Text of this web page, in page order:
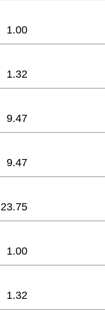
1.00
1.32
9.47
9.47
23.75
1.00
1.32